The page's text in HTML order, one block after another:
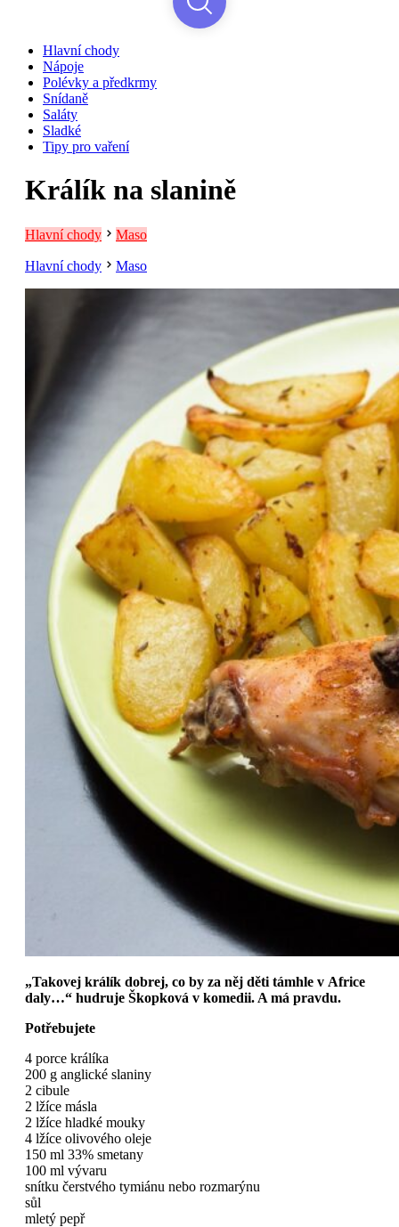
Hlavní chody
Nápoje
Polévky a předkrmy
Snídaně
Saláty
Sladké
Tipy pro vaření
Králík na slanině
Hlavní chody Maso
Hlavní chody Maso
„Takovej králík dobrej, co by za něj děti támhle v Africe
daly…“ hudruje Škopková v komedii. A má pravdu.
Potřebujete
4 porce králíka
200 g anglické slaniny
2 cibule
2 lžíce másla
2 lžíce hladké mouky
4 lžíce olivového oleje
150 ml 33% smetany
100 ml vývaru
snítku čerstvého tymiánu nebo rozmarýnu
sůl
mletý pepř